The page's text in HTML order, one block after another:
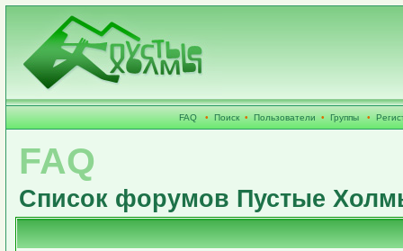
FAQ • Поиск • Пользователи • Группы •
FAQ
Список форумов Пустые